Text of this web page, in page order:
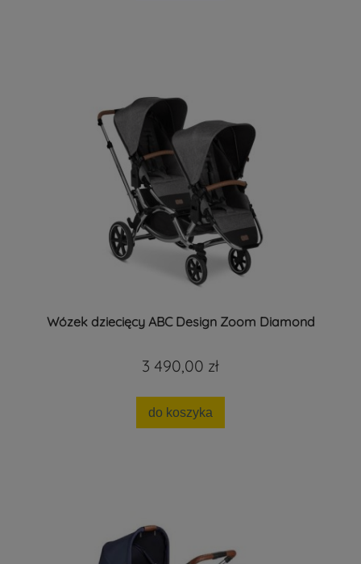
Wózek dziecięcy ABC Design Zoom Diamond
3 490,00 zł
do koszyka